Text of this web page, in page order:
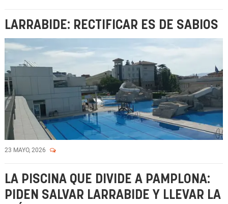
LARRABIDE: RECTIFICAR ES DE SABIOS
23 MAYO, 2026
LA PISCINA QUE DIVIDE A PAMPLONA:
PIDEN SALVAR LARRABIDE Y LLEVAR LA